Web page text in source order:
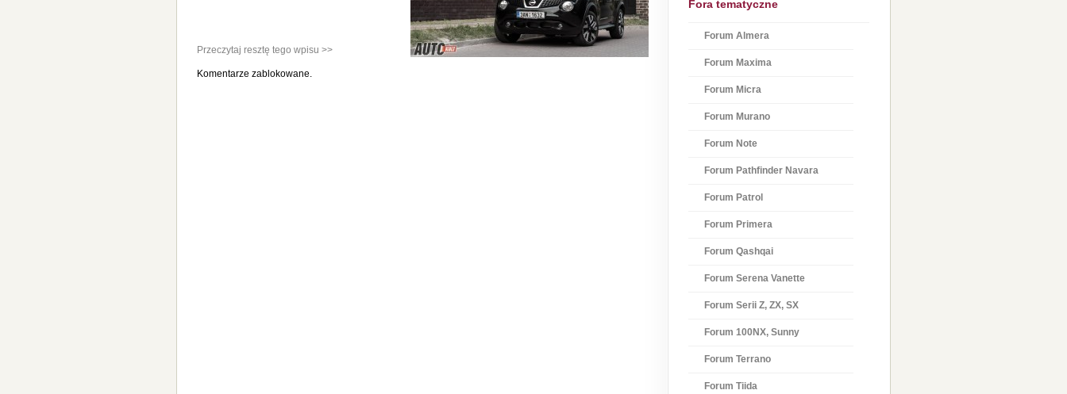
Fora tematyczne
Forum Almera
Forum Maxima
Forum Micra
Forum Murano
Forum Note
Forum Pathfinder Navara
Forum Patrol
Forum Primera
Forum Qashqai
Forum Serena Vanette
Forum Serii Z, ZX, SX
Forum 100NX, Sunny
Forum Terrano
Forum Tiida
Przeczytaj resztę tego wpisu >>
Komentarze zablokowane.